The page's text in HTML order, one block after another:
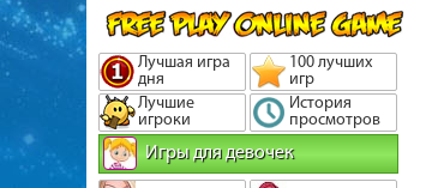
Лучшая игра
дня
100 лучших
игр
Лучшие
игроки
История
просмотров
Игры для девочек